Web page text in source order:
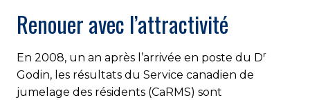
Renouer avec l’attractivité
En 2008, un an après l’arrivée en poste du Dr
Godin, les résultats du Service canadien de
jumelage des résidents (CaRMS) sont